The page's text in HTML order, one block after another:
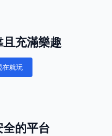
充滿樂趣
在就玩
的平台